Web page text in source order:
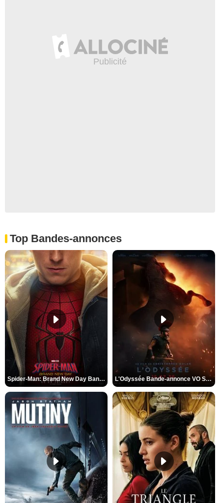
Top Bandes-annonces
Spider-Man: Brand New Day Bande-annonce VO STFR L'Odyssée Bande-annonce VO STFR